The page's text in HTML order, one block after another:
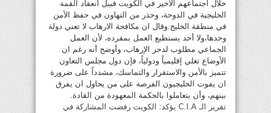
خلال اجتماعهم الأخير في الكويت قبيل انعقاد القمة
الخليجية في الدوحة، وحذر من التهاون في حفظ الأمن
في منطقة الخليج.وقال ان مكافحة الارهاب لا تعني دولة
وحدها،ولا أحد يستطيع العمل بمفرده، لأن العمل
الجماعي مطلوب لدحر الإرهاب، وأوضح أنه رغم ان
الأوضاع تغلي إقليمياً ودولياً، فإن دول مجلس التعاون
تتميز بالأمن والاستقرار والتماسك، مشدداً على ضرورة
ان يفوت الخليجيون الفرصة على من يحاول ان يفرق
بينهم، وأن يتعاملوا بالحكمة المعهودة من القادة.
تقرير الـ C.I.A يؤكد: الكويت رفضت المشاركة في